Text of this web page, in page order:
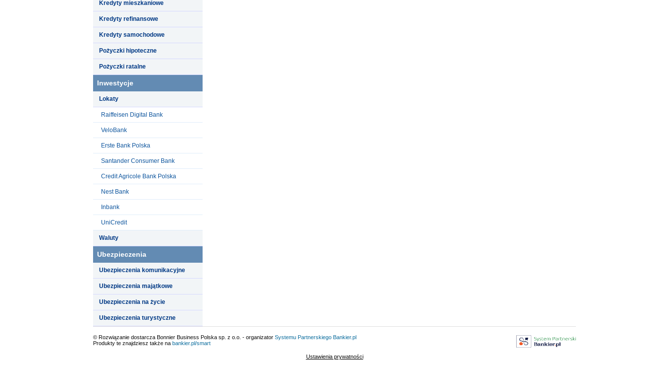
Kredyty mieszkaniowe
Kredyty refinansowe
Kredyty samochodowe
Pożyczki hipoteczne
Pożyczki ratalne
Inwestycje
Lokaty
Raiffeisen Digital Bank
VeloBank
Erste Bank Polska
Santander Consumer Bank
Credit Agricole Bank Polska
Nest Bank
Inbank
UniCredit
Waluty
Ubezpieczenia
Ubezpieczenia komunikacyjne
Ubezpieczenia majątkowe
Ubezpieczenia na życie
Ubezpieczenia turystyczne
© Rozwiązanie dostarcza Bonnier Business Polska sp. z o.o. - organizator Systemu Partnerskiego Bankier.pl
Produkty te znajdziesz także na bankier.pl/smart
Ustawienia prywatności